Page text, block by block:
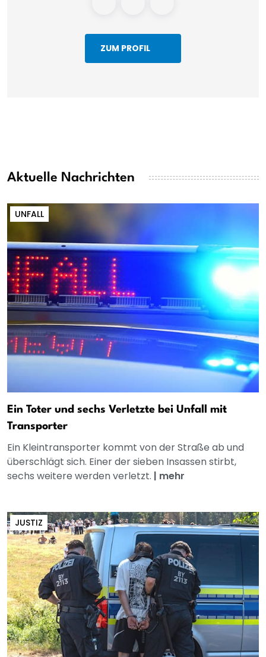
ZUM PROFIL
Aktuelle Nachrichten
UNFALL
Ein Toter und sechs Verletzte bei Unfall mit
Transporter
Ein Kleintransporter kommt von der Straße ab und
überschlägt sich. Einer der sieben Insassen stirbt,
sechs weitere werden verletzt. | mehr
JUSTIZ